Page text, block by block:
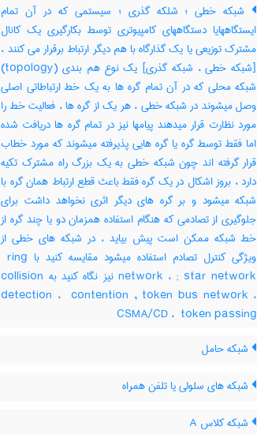
شبکه خطی ؛ شلکه گذری ؛ سیستمی که در آن تمام
ایستگاههایا دستگاههای کامپیوتری توسط بکارگیری یک کانال
مشترک توزیعی یا یک گذارگاه با هم دیگر ارتباط برقرار می کنند ،
[شبکه خطی ، شبکه گذری] یک نوع هم بندی (‎topology)
شبکه محلی که در آن تمام گره ها به یک خط ارتباطاتی اصلی
وصل میشوند در شبکه خطی ، هر یک از گره ها ، فعالیت خط را
مورد نظارت قرار میدهند پیامها نیز در تمام گره ها دریافت شده
اما فقط توسط گره یا گره هایی پذیرفته میشوند که مورد خطاب
قرار گرفته اند چون شبکه خطی به یک بزرگ راه مشترک تکیه
دارد ، بروز اشکال در یک گره فقط باعث قطع ارتباط همان گره با
شبکه میشود و بر گره های دیگر اثری نخواهد داشت برای
جلوگیری از تصادمی که هنگام استفاده همزمان دو یا چند گره از
خط شبکه ممکن است پیش بیاید ، در شبکه های خطی از
ویژگی کنترل تصادم استفاده میشود مقایسه کنید با ‎ ring
network ، ‎; star network نیز نگاه کنید به ‎collision
detection ، ‎ contention , token bus network ،
‎CSMA/CD ، ‎ token passing
شبکه حامل
شبکه های سلولی یا تلفن همراه
شبکه کلاس A